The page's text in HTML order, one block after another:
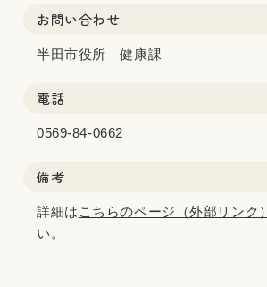
お問い合わせ
半田市役所 健康課
電話
0569-84-0662
備考
詳細は こちらのページ（外部リンク）
い。